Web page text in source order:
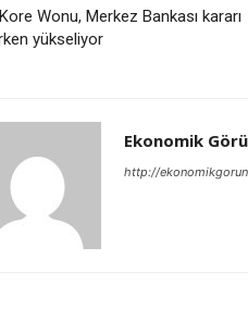
Wonu, Merkez Bankası kararı
yükseliyor
Ekonomik
http://